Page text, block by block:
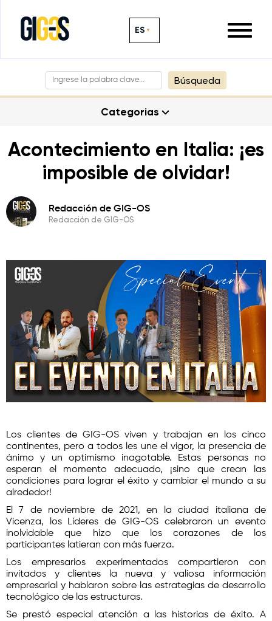
ES
Categorias
Búsqueda
Acontecimiento en Italia: ¡es
imposible de olvidar!
Redacción de GIG-OS
Redacción de GIG-OS
Los clientes de GIG-OS viven y trabajan en los cinco
continentes, pero a todos les une el vigor, la presencia de
ánimo y un optimismo inagotable. Estas personas no
esperan el momento adecuado, ¡sino que crean las
condiciones para lograr el éxito y cambiar el mundo a su
alrededor!
El 7 de noviembre de 2021, en la ciudad italiana de
Vicenza, los Líderes de GIG-OS celebraron un evento
inolvidable que hizo que los corazones de los
participantes latieran con más fuerza.
Los empresarios experimentados compartieron con
invitados y clientes la nueva y valiosa información
empresarial y hablaron sobre las estrategias de desarrollo
tecnológico de las estructuras.
Se prestó especial atención a las historias de éxito. A